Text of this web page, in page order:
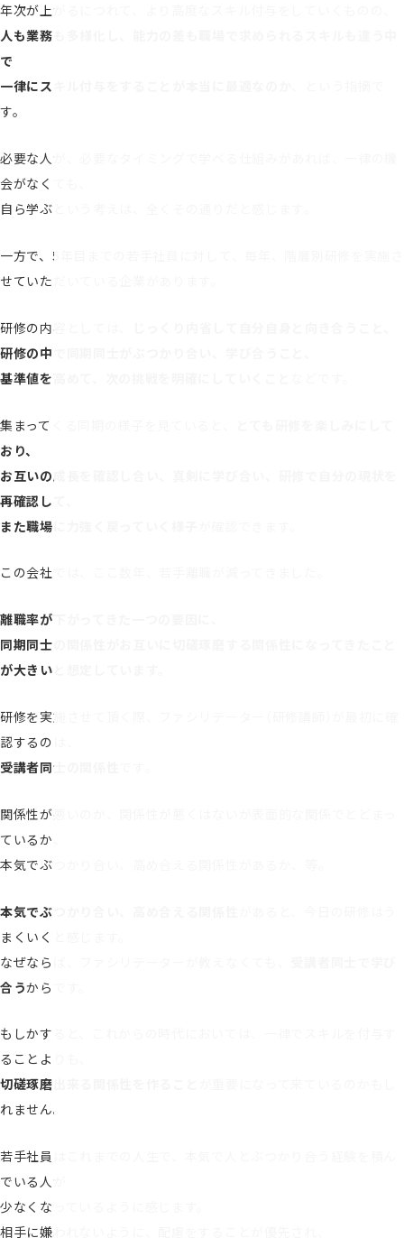
年次が上がるにつれて、より高度なスキル付与をしていくものの、
人も業務も多様化し、能力の差も職場で求められるスキルも違う中
で
一律にスキル付与をすることが本当に最適なのか
す。
必要な人が、必要なタイミングで学べる仕組みがあれば、一律の機
会がなくても、
自ら学ぶという考えは、全くその通りだと感じます。
一方で、5年目までの若手社員に対して、毎年、階層別研修を実施さ
せていただいている企業があります。
研修の内容としては、
研修の中で同期同士がぶつかり合い、学び合うこと、
基準値を高めて、次の挑戦を明確にしていくこと
集まってくる同期の様子を見ていると、
おり、
お互いの成長を確認し合い、真剣に学び合い、研修で自分の現状を
再確認して、
また職場に力強く戻っていく様子
この会社では、ここ数年、若手離職が減ってきました。
離職率が下がってきた一つの要因に、
同期同士の関係性がお互いに切磋琢磨する関係性になってきたこと
が大きいと想定しています。
研修を実施させて頂く際、ファシリテーター（研修講師）が最初に確
認するのは、
受講者同士の関係性
関係性が悪いのか、関係性が悪くはないが表面的な関係でとどまっ
ているか、
本気でぶつかり合い、高め合える関係性があるか、等。
本気でぶつかり合い、高め合える関係性
まくいくと感じます。
なぜならば、ファシリテーターが教えなくても、
合うからです。
もしかすると、これからの時代においては、一律でスキルを付与す
ることよりも、
切磋琢磨出来る関係性を作ること
れません。
若手社員はこれまでの人生で、本気で人とぶつかり合う経験を積ん
でいる人が
少なくなっているように感じます。
相手に嫌われないように、配慮をすることが優先され、